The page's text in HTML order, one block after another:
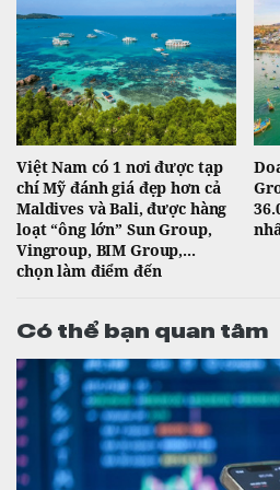
Việt Nam có 1 nơi được tạp
chí Mỹ đánh giá đẹp hơn cả
Maldives và Bali, được hàng
loạt “ông lớn” Sun Group,
Vingroup, BIM Group,...
chọn làm điểm đến
Có thể bạn quan tâm